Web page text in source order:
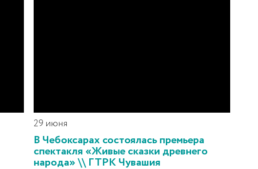
29 июня
В Чебоксарах состоялась премьера
спектакля «Живые сказки древнего
народа» \\ ГТРК Чувашия